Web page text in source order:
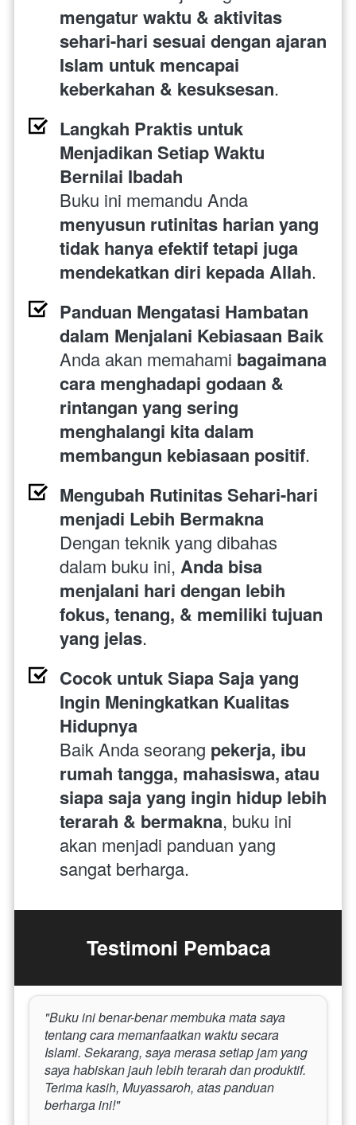
mengatur waktu & aktivitas
sehari-hari sesuai dengan ajaran
Islam untuk mencapai
keberkahan & kesuksesan.
Langkah Praktis untuk
Menjadikan Setiap Waktu
Bernilai Ibadah
menyusun rutinitas harian yang
tidak hanya efektif tetapi juga
mendekatkan diri kepada Allah.
Panduan Mengatasi Hambatan
dalam Menjalani Kebiasaan Baik
Anda akan memahami bagaimana
cara menghadapi godaan &
rintangan yang sering
menghalangi kita dalam
membangun kebiasaan positif.
Mengubah Rutinitas Sehari-hari
menjadi Lebih Bermakna
Dengan teknik yang dibahas
dalam buku ini, Anda bisa
menjalani hari dengan lebih
fokus, tenang, & memiliki tujuan
yang jelas.
Cocok untuk Siapa Saja yang
Ingin Meningkatkan Kualitas
Hidupnya
Baik Anda seorang pekerja, ibu
rumah tangga, mahasiswa, atau
siapa saja yang ingin hidup lebih
terarah & bermakna, buku ini
akan menjadi panduan yang
sangat berharga.
Testimoni Pembaca
"Buku ini benar-benar membuka mata saya
tentang cara memanfaatkan waktu secara
Islami. Sekarang, saya merasa setiap jam yang
saya habiskan jauh lebih terarah dan produktif.
Terima kasih, Muyassaroh, atas panduan
berharga ini!"